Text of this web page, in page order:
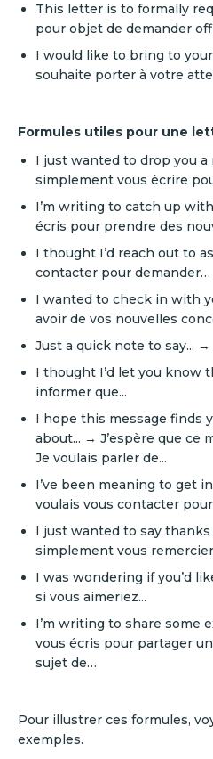
This letter is to formally
pour objet de demander
I would like to bring to
souhaite porter à votre
Formules utiles pour une
I just wanted to drop you a
simplement vous écrire
I’m writing to catch up
écris pour prendre des
I thought I’d reach out to
contacter pour demander…
I wanted to check in with
avoir de vos nouvelles
Just a quick note to say...
I thought I’d let you know
informer que...
I hope this message finds
about... → J’espère que ce
Je voulais parler de...
I’ve been meaning to get
voulais vous contacter
I just wanted to say thanks
simplement vous
I was wondering if you’d
si vous aimeriez...
I’m writing to share some
vous écris pour partager
sujet de…
Pour illustrer ces formules,
exemples.